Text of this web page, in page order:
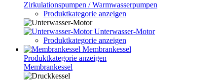
Zirkulationspumpen / Warmwasserpumpen
Produktkategorie anzeigen
Unterwasser-Motor
Produktkategorie anzeigen
Membrankessel
Produktkategorie anzeigen
Membrankessel